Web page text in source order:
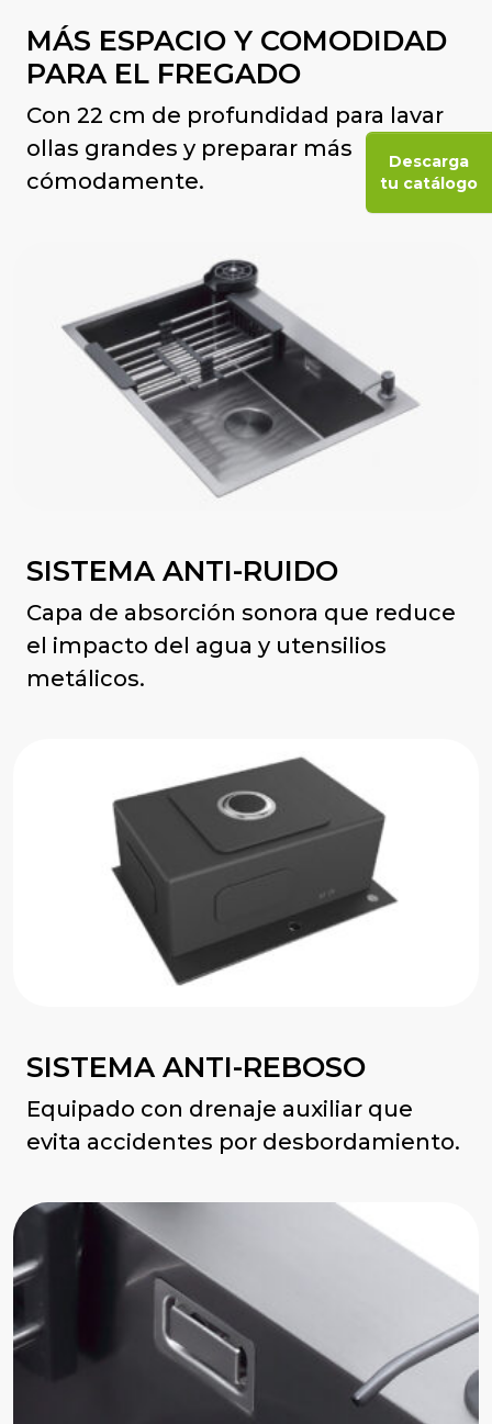
Descarga
tu catálogo
MÁS ESPACIO Y COMODIDAD
PARA EL FREGADO
Con 22 cm de profundidad para lavar
ollas grandes y preparar más
cómodamente.
SISTEMA ANTI-RUIDO
Capa de absorción sonora que reduce
el impacto del agua y utensilios
metálicos.
SISTEMA ANTI-REBOSO
Equipado con drenaje auxiliar que
evita accidentes por desbordamiento.